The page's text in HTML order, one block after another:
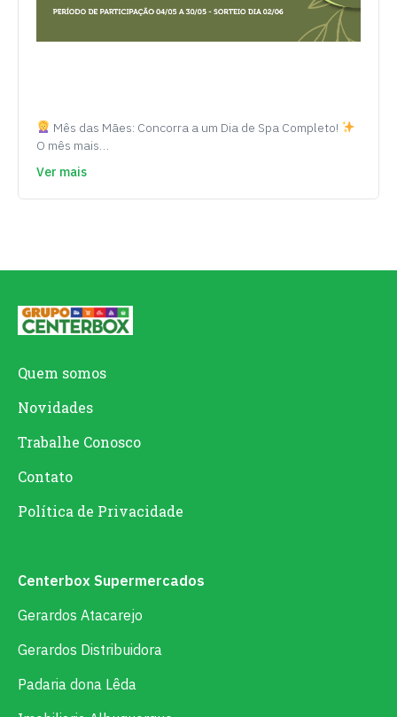
Mês das Mães: Concorra a um Dia de Spa Completo!
O mês mais…
Ver mais
Quem somos
Novidades
Trabalhe Conosco
Contato
Política de Privacidade
Centerbox Supermercados
Gerardos Atacarejo
Gerardos Distribuidora
Padaria dona Lêda